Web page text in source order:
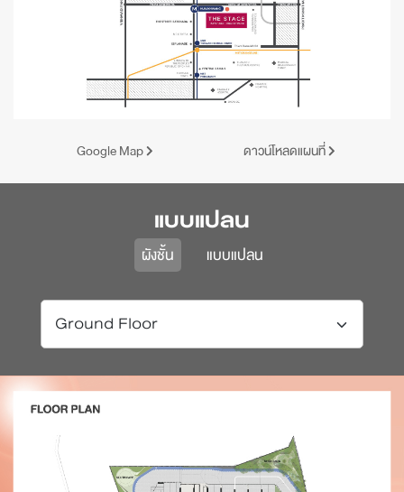
Google Map ดาวน์โหลดแผนที่
แบบแปลน
ผังชั้น แบบแปลน